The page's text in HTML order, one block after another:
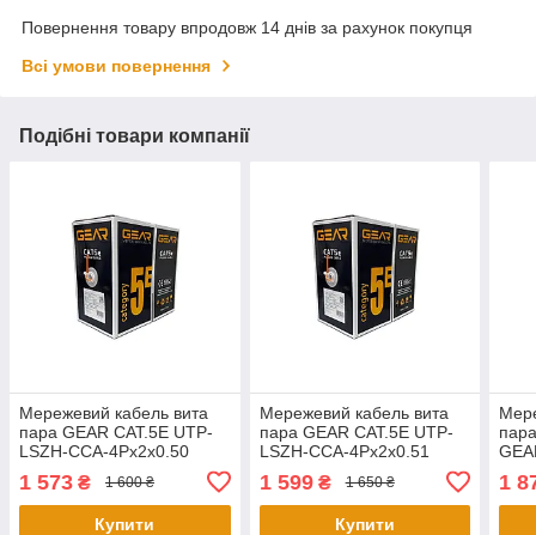
Повернення товару впродовж 14 днів за рахунок покупця
Всі умови повернення
Подібні товари компанії
Мережевий кабель вита
пара GEAR CAT.5E UTP-
LSZH-CCA-4Px2x0.50
1 573 ₴ 1 600 ₴
Купити
Мережевий кабель вита
пара GEAR CAT.5E UTP-
LSZH-CCA-4Px2x0.51
1 599₴ 1 650 ₴
Купити
1